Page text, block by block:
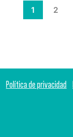
1 2
Política de privacidad